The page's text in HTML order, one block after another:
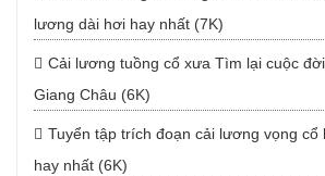
lương dài hơi hay nhất (7K)
Cải lương tuồng cổ xưa Tìm lại cuộc đời
Giang Châu (6K)
Tuyển tập trích đoạn cải lương vọng cổ
hay nhất (6K)